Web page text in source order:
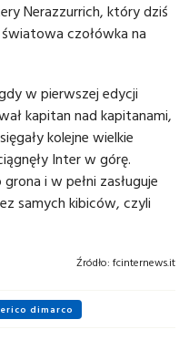
Nerazzurrich, który dziś
czołówka na
w pierwszej edycji
kapitan nad kapitanami,
kolejne wielkie
Inter w górę.
i w pełni zasługuje
samych kibiców, czyli
Źródło: fcinternews.it
dimarco